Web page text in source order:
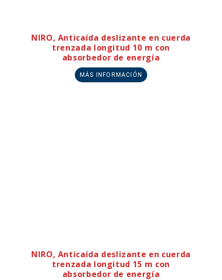
NIRO, Anticaída deslizante en cuerda
trenzada longitud 10 m con
absorbedor de energía
MÁS INFORMACIÓN
NIRO, Anticaída deslizante en cuerda
trenzada longitud 15 m con
absorbedor de energía